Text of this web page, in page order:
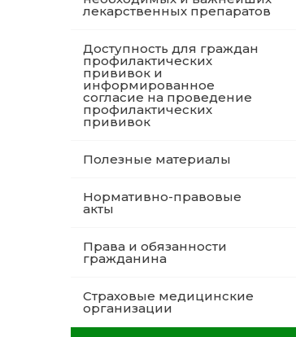
лекарственных препаратов
Доступность для граждан
профилактических
прививок и
информированное
согласие на проведение
профилактических
прививок
Полезные материалы
Нормативно-правовые
акты
Права и обязанности
гражданина
Страховые медицинские
организации